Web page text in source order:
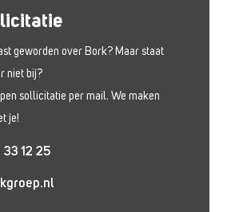
geworden over Bork? Maar staat
niet bij?
sollicitatie per mail. We maken
je!
12 25